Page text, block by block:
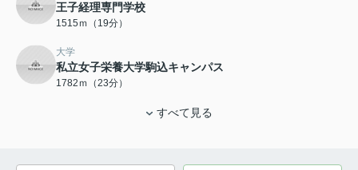
王子経理専門学校
1515ｍ（19分）
大学
私立女子栄養大学駒込キャンパス
1782ｍ（23分）
すべて見る